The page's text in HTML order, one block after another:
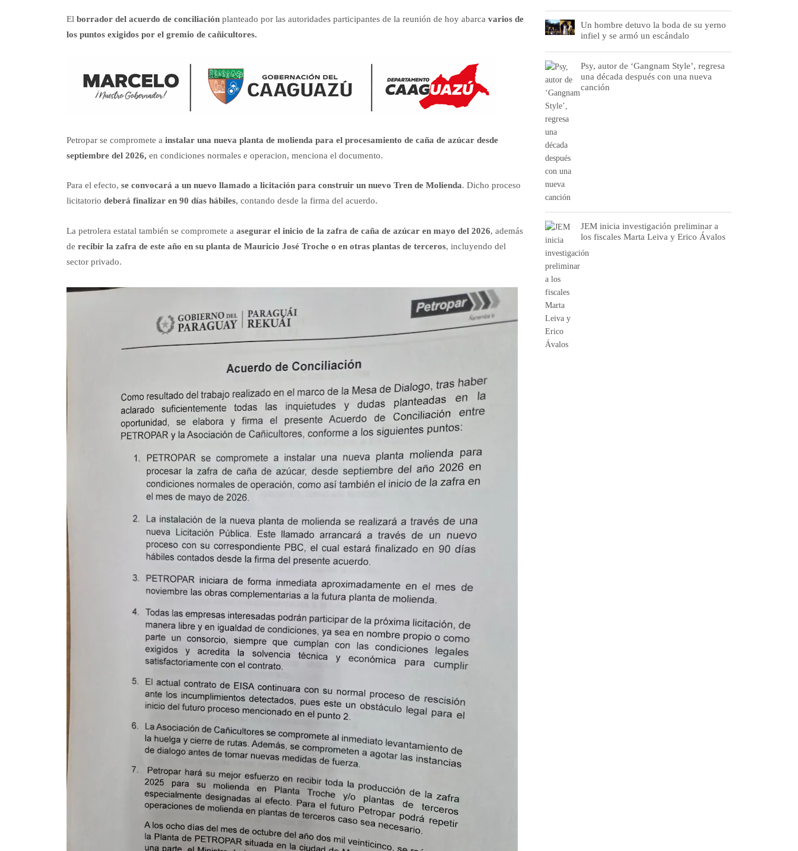
El borrador del acuerdo de conciliación planteado por las autoridades participantes de la reunión de hoy abarca varios de
los puntos exigidos por el gremio de cañicultores.
Petropar se compromete a instalar una nueva planta de molienda para el procesamiento de caña de azúcar desde
septiembre del 2026, en condiciones normales e operacion, menciona el documento.
Para el efecto, se convocará a un nuevo llamado a licitación para construir un nuevo Tren de Molienda. Dicho proceso
licitatorio deberá finalizar en 90 días hábiles, contando desde la firma del acuerdo.
La petrolera estatal también se compromete a asegurar el inicio de la zafra de caña de azúcar en mayo del 2026, además
de recibir la zafra de este año en su planta de Mauricio José Troche o en otras plantas de terceros, incluyendo del
sector privado.
Un hombre detuvo la boda de su yerno
infiel y se armó un escándalo
Psy, autor de ‘Gangnam Style’, regresa
una década después con una nueva
canción
JEM inicia investigación preliminar a
los fiscales Marta Leiva y Erico Ávalos